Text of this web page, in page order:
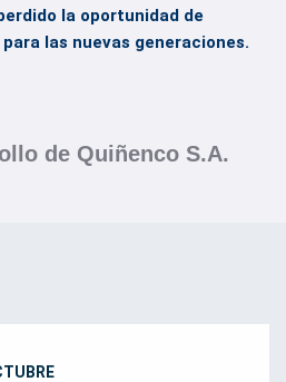
la oportunidad de
las nuevas generaciones.
de Quiñenco S.A.